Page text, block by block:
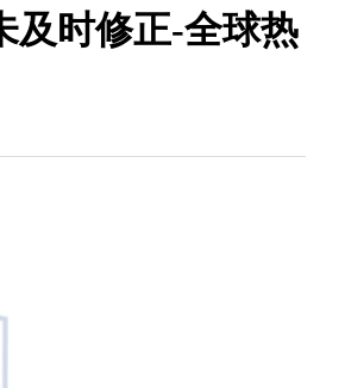
及时修正-全球热